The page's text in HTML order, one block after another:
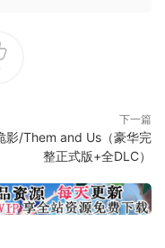
随着升级解锁独特的
魔法森林，人间之
神社。。。。等等等等
，由MyACG Studio
下一篇
影/Them and Us（豪华完
整正式版+全DLC）